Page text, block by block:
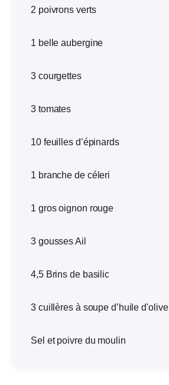
2 poivrons verts
1 belle aubergine
3 courgettes
3 tomates
10 feuilles d’épinards
1 branche de céleri
1 gros oignon rouge
3 gousses Ail
4,5 Brins de basilic
3 cuillères à soupe d’huile d'olive
Sel et poivre du moulin